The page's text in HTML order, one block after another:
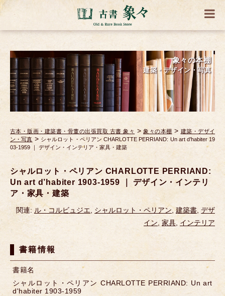
象々の本棚
建築・デザイン・写真
古本・版画・建築書・骨董の出張買取 古書 象々 >象々の本棚 > 建築・デザイ
ン・写真 > シャルロット・ペリアン CHARLOTTE PERRIAND: Un art d’habiter 19
03-1959 ｜ デザイン・インテリア・家具・建築
シャルロット・ペリアン CHARLOTTE PERRIAND:
Un art d’habiter 1903-1959 ｜ デザイン・インテリ
ア・家具・建築
関連: ル・コルビュジエ, シャルロット・ペリアン,建築書, デザ
イン, 家具,インテリア
書籍情報
書籍名
シャルロット・ペリアン CHARLOTTE PERRIAND: Un art
d'habiter 1903-1959